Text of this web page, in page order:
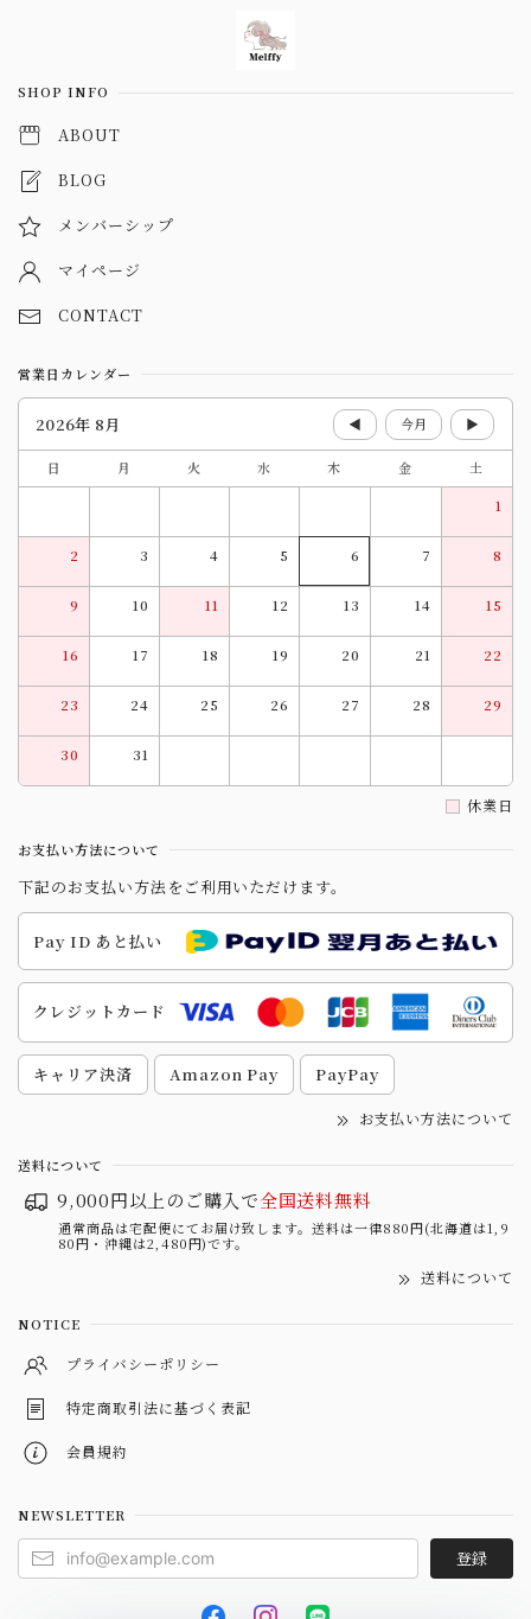
SHOP INFO
ABOUT
BLOG
メンバーシップ
マイページ
CONTACT
営業日カレンダー
2026年 8月 ◀ 今月 ▶
日 月 火 水 木 金
土
1
2 3 4 5 6 7 8
9 10 11 12 13 14 15
16 17 18 19 20 21 22
23 24 25 26 27 28 29
30 31
休業日
お支払い方法について
下記のお支払い方法をご利用いただけます。
Pay ID あと払い
クレジットカード
キャリア決済 Amazon Pay PayPay
お支払い方法について
送料について
9,000円以上のご購入で全国送料無料
通常商品は宅配便にてお届け致します。送料は一律880円(北海道は1,9
80円・沖縄は2,480円)です。
送料について
NOTICE
プライバシーポリシー
特定商取引法に基づく表記
会員規約
NEWSLETTER
登録